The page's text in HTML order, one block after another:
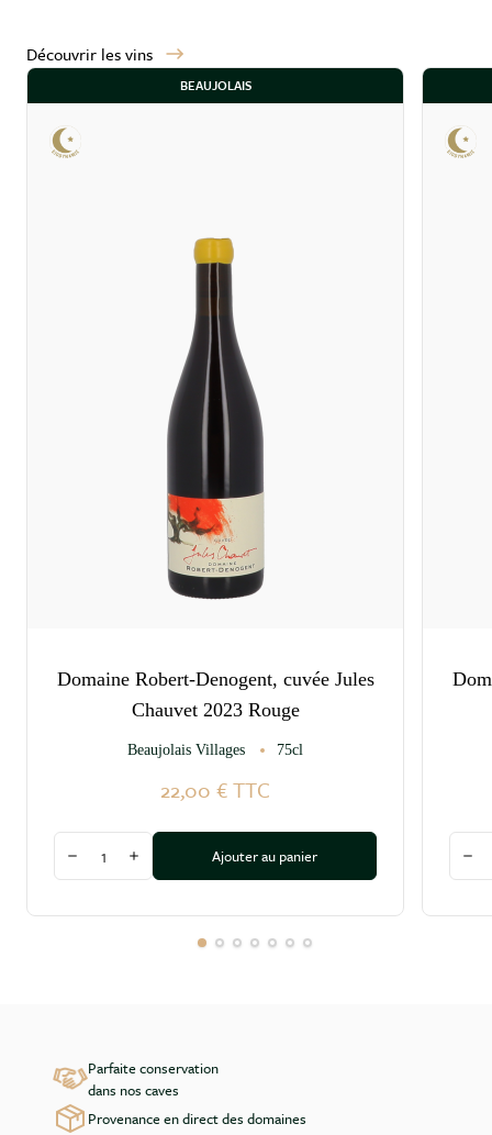
Découvrir les vins
BEAUJOLAIS
Domaine Robert-Denogent, cuvée Jules
Chauvet 2023 Rouge
Beaujolais Villages 75cl
22,00 €TTC
Diminuer la quantité
Augmenter la quantité
Ajouter au panier
Parfaite conservation
dans nos caves
Provenance en direct des domaines